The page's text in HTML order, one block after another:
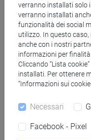
scritto
Il/la docente ha il
rispettate le regole
prove d'esame. Di
sia il sospetto di un
l'esame può
che potrà essere
differente rispetto
verranno installati solo
verranno installati
funzionalità dei social
utilizzo. In questo
anche con i nostri
informazioni per
Cliccando “Lista
installati. Per ottenere
“Informazioni sui
Necessari
Facebook - Pixel